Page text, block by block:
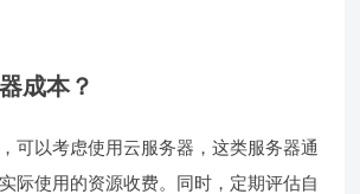
成本？
可以考虑使用云服务器，这类服务器通
际使用的资源收费。同时，定期评估自